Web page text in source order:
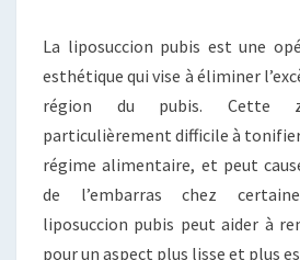
LIPO
La liposuccion pubis est une
esthétique qui vise à éliminer
région du pubis. Cette
particulièrement difficile à tonifier
régime alimentaire, et peut
de l’embarras chez
liposuccion pubis peut aider à
pour un aspect plus lisse et plus